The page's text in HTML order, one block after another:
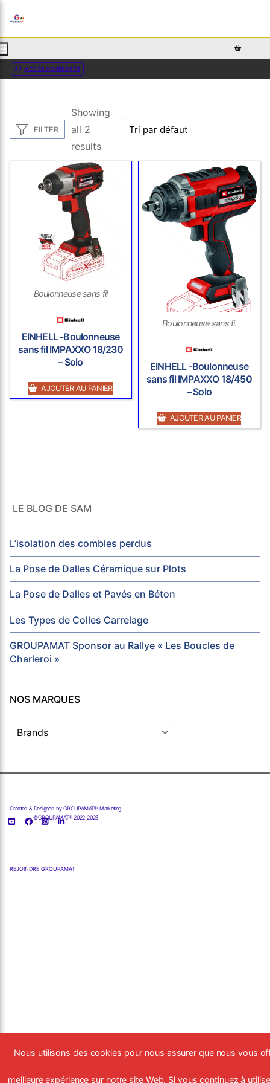
ACCÈS ADHÉRENTS
FILTER
Showing
all 2
results
Boulonneuse sans fil
EINHELL -Boulonneuse
sans fil IMPAXXO 18/230
– Solo
AJOUTER AU PANIER
Boulonneuse sans fil
EINHELL -Boulonneuse
sans fil IMPAXXO 18/450
– Solo
AJOUTER AU PANIER
LE BLOG DE SAM
L’isolation des combles perdus
La Pose de Dalles Céramique sur Plots
La Pose de Dalles et Pavés en Béton
Les Types de Colles Carrelage
GROUPAMAT Sponsor au Rallye « Les Boucles de
Charleroi »
NOS MARQUES
Created & Designed by GROUPAMAT®-Marketing.
©GROUPAMAT® 2022-2025
REJOINDRE GROUPAMAT
Nous utilisons des cookies pour nous assurer que nous vous
meilleure expérience sur notre site Web. Si vous continuez à